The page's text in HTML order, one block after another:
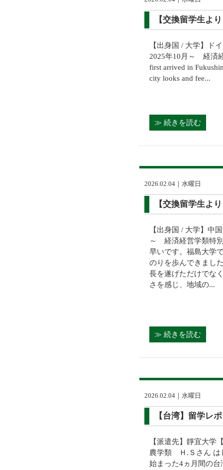
【交換留学生よ
【出身国 / 大学】ド
2025年10月～ 経済
first arrived in
city looks and fee...
≫ 続きを読む
2026.02.04｜水曜日
【交換留学生よ
【出身国 / 大学】中
～ 経済経営学類特
早いです。福島大学
のりを歩んできまし
長を遂げただけでな
さを感じ、地域の...
≫ 続きを読む
2026.02.04｜水曜日
【台湾】留学レ
【派遣先】靜宜大学
農学類 Ｈ.Ｓさん は
始まった4ヵ月間の